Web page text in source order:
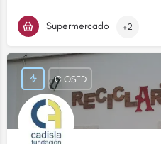
Supermercado +2
CLOSED